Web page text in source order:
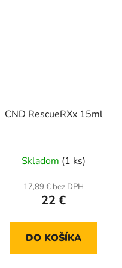
CND RescueRXx 15ml
Skladom (1 ks)
17,89 € bez DPH
22 €
DO KOŠÍKA